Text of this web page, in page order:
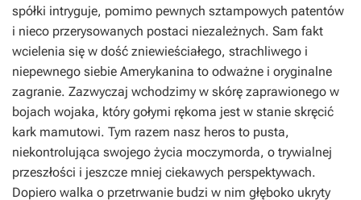
spółki intryguje, pomimo pewnych sztampowych patentów
i nieco przerysowanych postaci niezależnych. Sam fakt
wcielenia się w dość zniewieściałego, strachliwego i
niepewnego siebie Amerykanina to odważne i oryginalne
zagranie. Zazwyczaj wchodzimy w skórę zaprawionego w
bojach wojaka, który gołymi rękoma jest w stanie skręcić
kark mamutowi. Tym razem nasz heros to pusta,
niekontrolująca swojego życia moczymorda, o trywialnej
przeszłości i jeszcze mniej ciekawych perspektywach.
Dopiero walka o przetrwanie budzi w nim głęboko ukryty